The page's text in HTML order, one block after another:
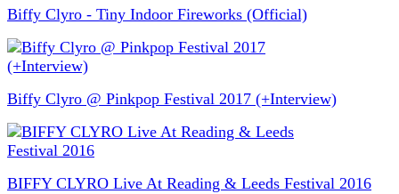
Biffy Clyro - Tiny Indoor Fireworks (Official)
Biffy Clyro @ Pinkpop Festival 2017 (+Interview)
BIFFY CLYRO Live At Reading & Leeds Festival 2016